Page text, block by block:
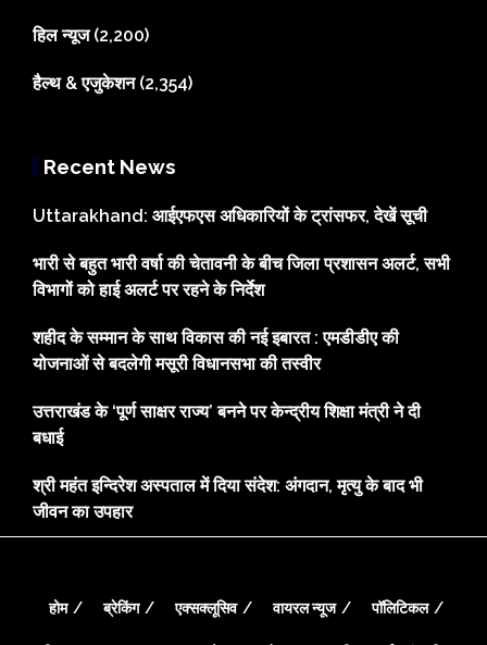
हिल न्यूज(2,200)
हैल्थ & एजुकेशन(2,354)
Recent News
Uttarakhand: आईएफएस अधिकारियों के ट्रांसफर, देखें सूची
भारी से बहुत भारी वर्षा की चेतावनी के बीच जिला प्रशासन अलर्ट, सभी
विभागों को हाई अलर्ट पर रहने के निर्देश
शहीद के सम्मान के साथ विकास की नई इबारत : एमडीडीए की
योजनाओं से बदलेगी मसूरी विधानसभा की तस्वीर
उत्तराखंड के ‘पूर्ण साक्षर राज्य’ बनने पर केन्द्रीय शिक्षा मंत्री ने दी
बधाई
श्री महंत इन्दिरेश अस्पताल में दिया संदेश: अंगदान, मृत्यु के बाद भी
जीवन का उपहार
होम ब्रेकिंग एक्सक्लूसिव वायरल न्यूज पॉलिटिकल